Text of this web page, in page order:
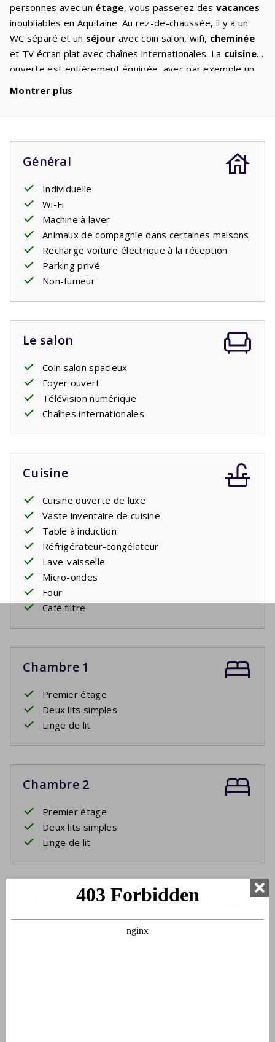
personnes avec un étage, vous passerez des vacances
inoubliables en Aquitaine. Au rez-de-chaussée, il y a un
WC séparé et un séjour avec coin salon, wifi, cheminée
et TV écran plat avec chaînes internationales. La cuisine
ouverte est entièrement équipée, avec par exemple un
micro-ondes, un four et une cafetière. Au premier étage
toutes deux avec un balcon. Vous aimez allumer le
barbecue? Celle-ci vous attend déjà sur la terrasse
entourée d'un confortable salon de jardin avec deux
transats. Les enfants peuvent s'amuser dans le
jardin
Montrer plus
Général
Individuelle
Wi-Fi
Machine à laver
Animaux de compagnie dans certaines maisons
Recharge voiture électrique à la réception
Parking privé
Non-fumeur
Le salon
Coin salon spacieux
Foyer ouvert
Télévision numérique
Chaînes internationales
Cuisine
Cuisine ouverte de luxe
Vaste inventaire de cuisine
Table à induction
Réfrigérateur-congélateur
Lave-vaisselle
Micro-ondes
Four
Café filtre
Chambre 1
Premier étage
Deux lits simples
Linge de lit
Chambre 2
Premier étage
Deux lits simples
Linge de lit
Salle de bain